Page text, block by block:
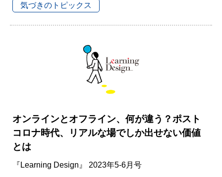
気づきのトピックス
オンラインとオフライン、何が違う？ポスト
コロナ時代、リアルな場でしか出せない価値
とは
『Learning Design』 2023年5-6月号